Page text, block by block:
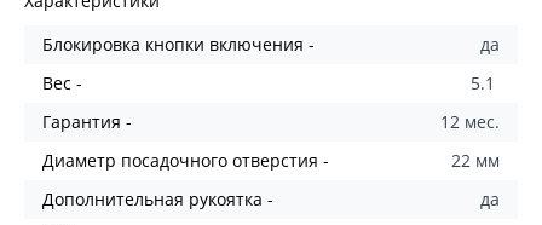
Блокировка кнопки включения -
да
Вес -
5.1
Гарантия -
12 мес.
Диаметр посадочного отверстия -
22 мм
Дополнительная рукоятка -
да